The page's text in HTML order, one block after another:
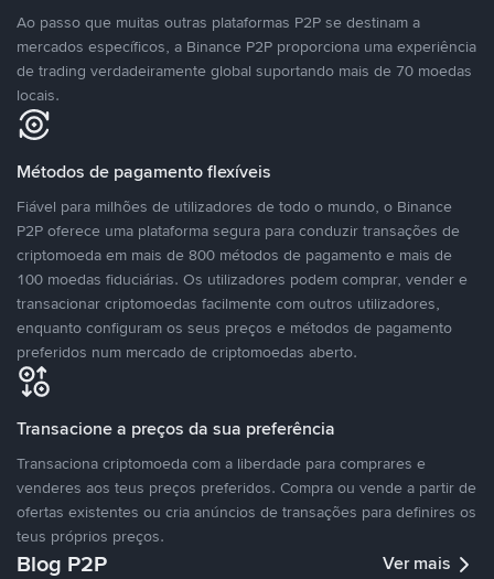
Ao passo que muitas outras plataformas P2P se destinam a
mercados específicos, a Binance P2P proporciona uma experiência
de trading verdadeiramente global suportando mais de 70 moedas
locais.
Métodos de pagamento flexíveis
Fiável para milhões de utilizadores de todo o mundo, o Binance
P2P oferece uma plataforma segura para conduzir transações de
criptomoeda em mais de 800 métodos de pagamento e mais de
100 moedas fiduciárias. Os utilizadores podem comprar, vender e
transacionar criptomoedas facilmente com outros utilizadores,
enquanto configuram os seus preços e métodos de pagamento
preferidos num mercado de criptomoedas aberto.
Transacione a preços da sua preferência
Transaciona criptomoeda com a liberdade para comprares e
venderes aos teus preços preferidos. Compra ou vende a partir de
ofertas existentes ou cria anúncios de transações para definires os
teus próprios preços.
Blog P2P Ver mais